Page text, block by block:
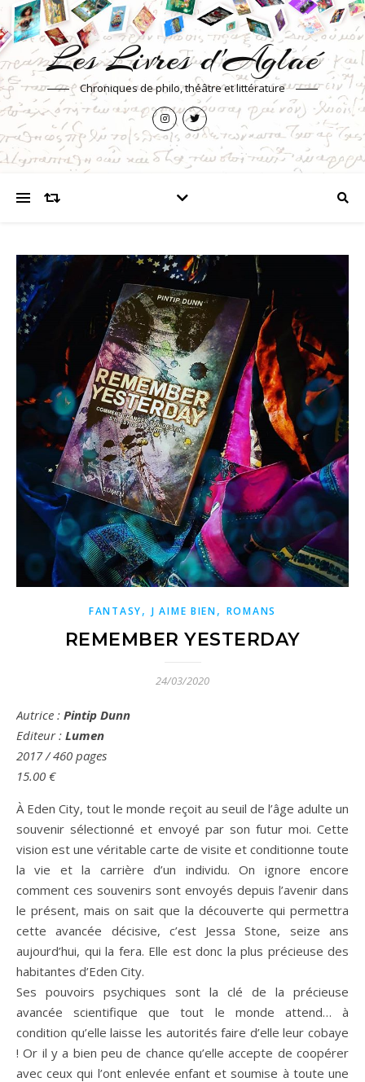
Les Livres d'Aglaé
Chroniques de philo, théâtre et littérature
FANTASY, J AIME BIEN, ROMANS
REMEMBER YESTERDAY
24/03/2020
Autrice : Pintip Dunn
Editeur : Lumen
2017/ 460 pages
15.00 €
À Eden City, tout le monde reçoit au seuil de l’âge adulte un
souvenir sélectionné et envoyé par son futur moi. Cette
vision est une véritable carte de visite et conditionne toute
la vie et la carrière d’un individu. On ignore encore
comment ces souvenirs sont envoyés depuis l’avenir dans
le présent, mais on sait que la découverte qui permettra
cette avancée décisive, c’est Jessa Stone, seize ans
aujourd’hui, qui la fera. Elle est donc la plus précieuse des
habitantes d’Eden City.
Ses pouvoirs psychiques sont la clé de la précieuse
avancée scientifique que tout le monde attend… à
condition qu’elle laisse les autorités faire d’elle leur cobaye
! Or il y a bien peu de chance qu’elle accepte de coopérer
avec ceux qui l’ont enlevée enfant et soumise à toute une